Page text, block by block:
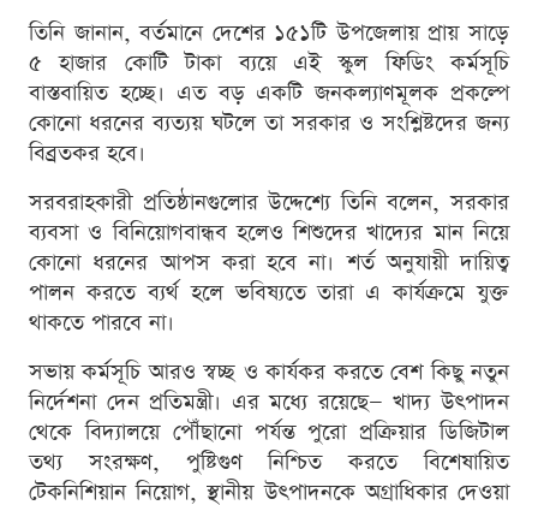
তিনি জানান, বর্তমানে দেশের ১৫১টি উপজেলায় প্রায় সাড়ে
৫ হাজার কোটি টাকা ব্যয়ে এই স্কুল ফিডিং কর্মসূচি
বাস্তবায়িত হচ্ছে। এত বড় একটি জনকল্যাণমূলক প্রকল্পে
কোনো ধরনের ব্যত্যয় ঘটলে তা সরকার ও সংশ্লিষ্টদের জন্য
বিব্রতকর হবে।
সরবরাহকারী প্রতিষ্ঠানগুলোর উদ্দেশ্যে তিনি বলেন, সরকার
ব্যবসা ও বিনিয়োগবান্ধব হলেও শিশুদের খাদ্যের মান নিয়ে
কোনো ধরনের আপস করা হবে না। শর্ত অনুযায়ী দায়িত্ব
পালন করতে ব্যর্থ হলে ভবিষ্যতে তারা এ কার্যক্রমে যুক্ত
থাকতে পারবে না।
সভায় কর্মসূচি আরও স্বচ্ছ ও কার্যকর করতে বেশ কিছু নতুন
নির্দেশনা দেন প্রতিমন্ত্রী। এর মধ্যে রয়েছে— খাদ্য উৎপাদন
থেকে বিদ্যালয়ে পৌঁছানো পর্যন্ত পুরো প্রক্রিয়ার ডিজিটাল
তথ্য সংরক্ষণ, পুষ্টিগুণ নিশ্চিত করতে বিশেষায়িত
টেকনিশিয়ান নিয়োগ, স্থানীয় উৎপাদনকে অগ্রাধিকার দেওয়া